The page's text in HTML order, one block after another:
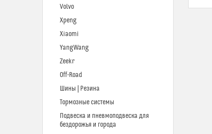
Volvo
Xpeng
Xiaomi
YangWang
Zeekr
Off-Road
Шины | Резина
Тормозные системы
Подвеска и пневмоподвеска для
бездорожья и города